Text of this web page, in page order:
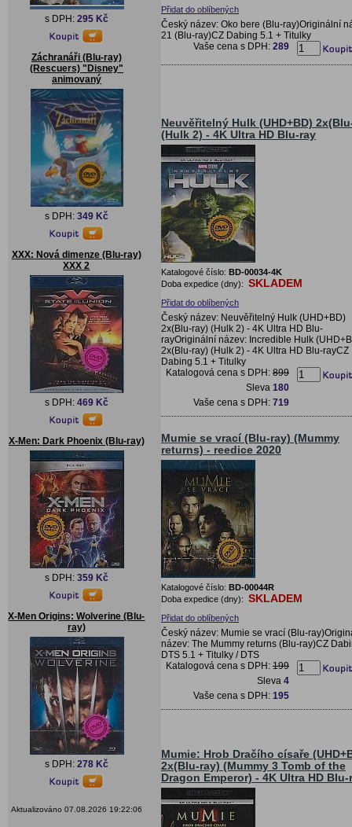
s DPH: 295 Kč
Záchranáři (Blu-ray)
(Rescuers) "Disney"
animovaný
s DPH: 349 Kč
XXX: Nová dimenze (Blu-ray)
XXX 2
s DPH: 469 Kč
X-Men: Dark Phoenix (Blu-ray)
s DPH: 359 Kč
X-Men Origins: Wolverine (Blu-
ray)
s DPH: 278 Kč
Aktualizováno 07.08.2026 19:22:06
Přidat do oblíbených
Český název: Oko bere (Blu-ray)Originální
21 (Blu-ray)CZ Dabing 5.1 + Titulky
Vaše cena s DPH: 289
Neuvěřitelný Hulk (UHD+BD)
(Hulk 2) - 4K Ultra HD Blu-ray
Katalogové číslo: BD-00034-4K
Doba expedice (dny): SKLADEM
Přidat do oblíbených
Český název: Neuvěřitelný Hulk (UHD+BD)
2x(Blu-ray) (Hulk 2) - 4K Ultra HD Blu-
rayOriginální název: Incredible Hulk
2x(Blu-ray) (Hulk 2) - 4K Ultra HD Blu-rayCZ
Dabing 5.1 + Titulky
Katalogová cena s DPH: 899
Sleva 180
Vaše cena s DPH: 719
Mumie se vrací (Blu-ray) (Mummy
returns) - reedice 2020
Katalogové číslo: BD-00044R
Doba expedice (dny): SKLADEM
Přidat do oblíbených
Český název: Mumie se vrací (Blu-
název: The Mummy returns (Blu-ray)CZ
DTS 5.1 + Titulky / DTS
Katalogová cena s DPH: 199
Sleva 4
Vaše cena s DPH: 195
Mumie: Hrob Dračího císaře
2x(Blu-ray) (Mummy 3 Tomb of the
Dragon Emperor) - 4K Ultra HD Blu-